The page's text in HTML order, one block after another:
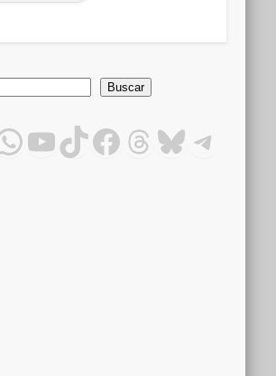
Buscar
YouTube
TikTok
Facebook
Threads
Bluesky